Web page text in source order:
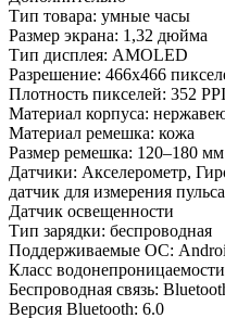
Тип товара: умные часы
Размер экрана: 1,32 дюйма
Тип дисплея: AMOLED
Разрешение: 466x466
Плотность пикселей: 352 PPI
Материал корпуса:
Материал ремешка: кожа
Размер ремешка: 120–180 мм
Датчики: Акселерометр,
датчик для измерения
Датчик освещенности
Тип зарядки: беспроводная
Поддерживаемые ОС:
Класс
Беспроводная связь:
Версия Bluetooth: 6.0